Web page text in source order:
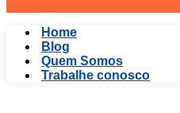
Home
Blog
Quem Somos
Trabalhe conosco